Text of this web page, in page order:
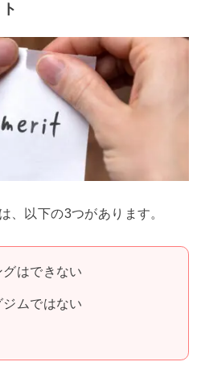
、以下の3つがあります。
はできない
ムではない